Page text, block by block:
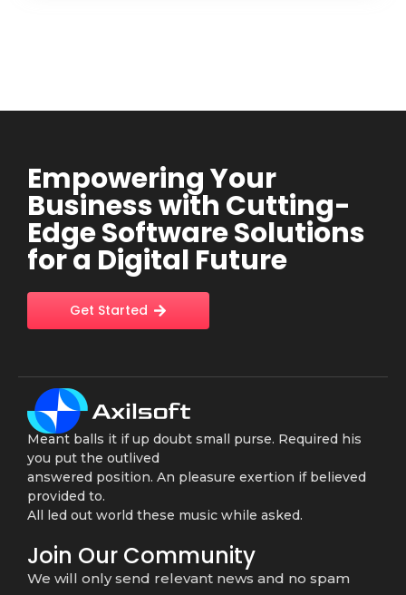
Empowering Your
Business with Cutting-
Edge Software Solutions
for a Digital Future
Get Started
Meant balls it if up doubt small purse. Required his
you put the outlived
answered position. An pleasure exertion if believed
provided to.
All led out world these music while asked.
Join Our Community
We will only send relevant news and no spam